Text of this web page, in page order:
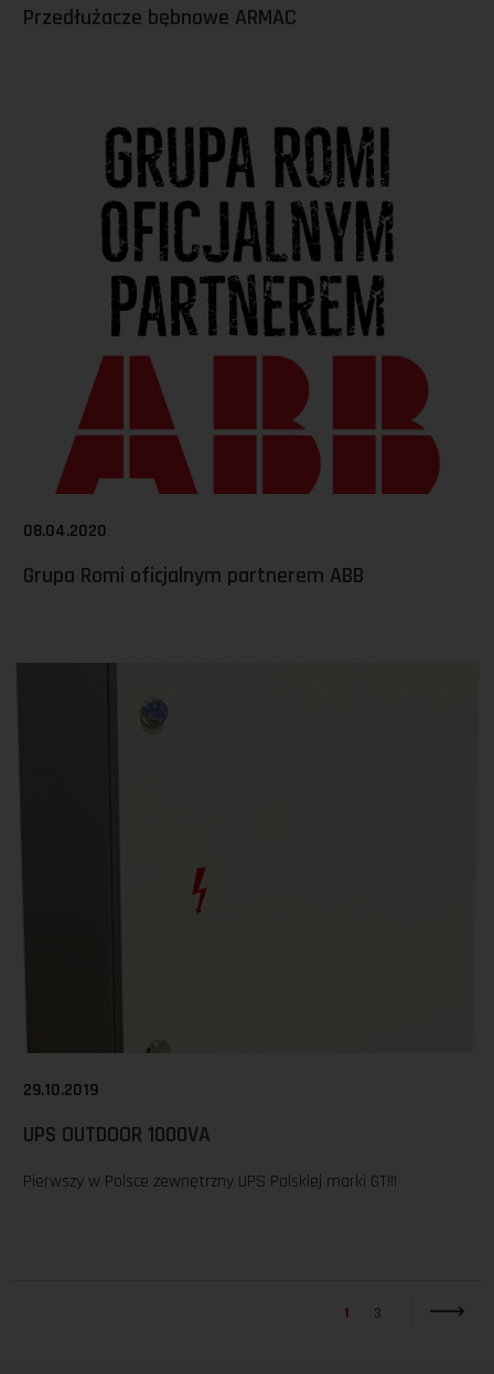
Przedłużacze bębnowe ARMAC
08.04.2020
Grupa Romi oficjalnym partnerem ABB
29.10.2019
UPS OUTDOOR 1000VA
Pierwszy w Polsce zewnętrzny UPS Polskiej marki GT!!!
1 3